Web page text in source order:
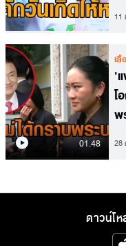
11
01.48
เลื
'
โ
พ
28
ดาวน์โ